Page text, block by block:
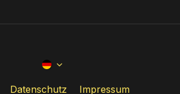
Datenschutz Impressum